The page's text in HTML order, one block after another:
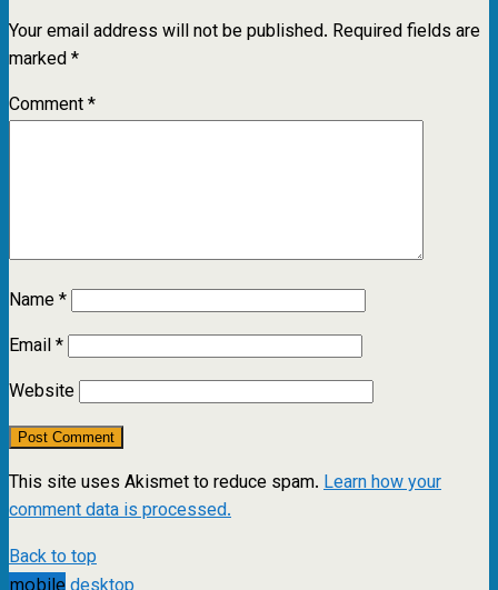
Your email address will not be published. Required fields are
marked*
Comment*
Name*
Email*
Website
This site uses Akismet to reduce spam. Learn how your
comment data is processed.
Back to top
mobile